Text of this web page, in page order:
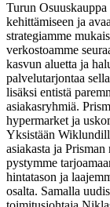
Turun
kehittämiseen ja
strategiamme
verkostoamme
kasvun aluetta ja
palvelutarjontaa
lisäksi entistä
asiakasryhmiä.
hypermarket ja
Yksistään
asiakasta ja
pystymme
hintatason ja
osalta.​ Samalla